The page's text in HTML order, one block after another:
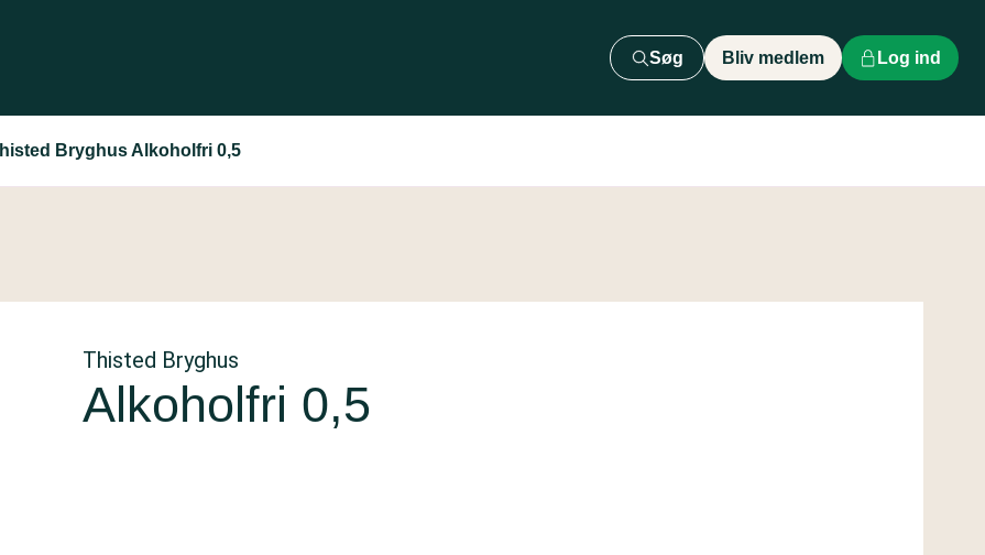
Søg Bliv medlem Log ind
Bryghus Alkoholfri 0,5
Thisted Bryghus
Alkoholfri 0,5